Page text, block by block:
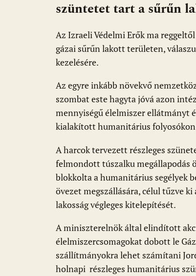
o p
szüntetet tart a sűrűn
Az Izraeli Védelmi Erők ma
gázai sűrűn lakott területen,
kezelésére.
Az egyre inkább növekvő
szombat este hagyta jóvá azon
mennyiségű élelmiszer ellátmányt
kialakított humanitárius
A harcok tervezett részleges
felmondott túszalku megállapodás
blokkolta a humanitárius segélyek
övezet megszállására, célul tűzve
lakosság végleges kitelepítését.
A miniszterelnök által elindított
élelmiszercsomagokat dobott le
szállítmányokra lehet számítani
holnapi részleges humanitárius